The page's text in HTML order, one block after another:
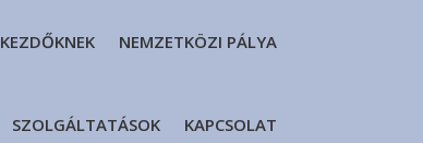
KEZDŐKNEK NEMZETKÖZI PÁLYA
SZOLGÁLTATÁSOK KAPCSOLAT